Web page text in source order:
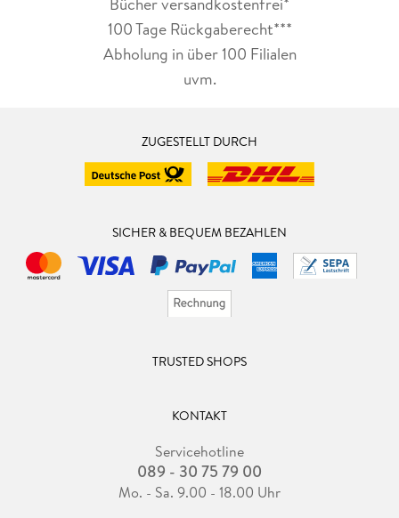
100 Tage Rückgaberecht***
Abholung in über 100 Filialen
uvm.
ZUGESTELLT DURCH
SICHER & BEQUEM BEZAHLEN
TRUSTED SHOPS
KONTAKT
Servicehotline
089 - 30 75 79 00
Mo. - Sa. 9.00 - 18.00 Uhr